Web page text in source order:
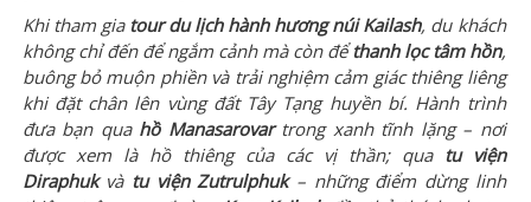
Khi tham gia tour du lịch hành hương núi Kailash, du khách
không chỉ đến để ngắm cảnh mà còn đểthanh lọc tâm hồn,
buông bỏ muộn phiền và trải nghiệm cảm giác thiêng liêng
khi đặt chân lên vùng đất Tây Tạng huyền bí. Hành trình
đưa bạn qua hồ Manasarovartrong xanh tĩnh lặng – nơi
được xem là hồ thiêng của các vị thần; qua tu viện
Diraphukvà tu viện Zutrulphuk– những điểm dừng linh